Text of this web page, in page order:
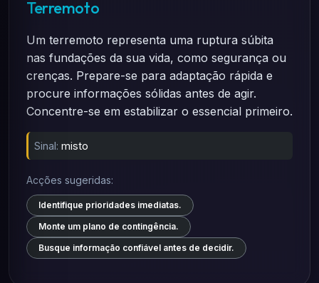
Terremoto
Um terremoto representa uma ruptura súbita
nas fundações da sua vida, como segurança ou
crenças. Prepare-se para adaptação rápida e
procure informações sólidas antes de agir.
Concentre-se em estabilizar o essencial primeiro.
Sinal: misto
Acções sugeridas:
Identifique prioridades imediatas.
Monte um plano de contingência.
Busque informação confiável antes de decidir.